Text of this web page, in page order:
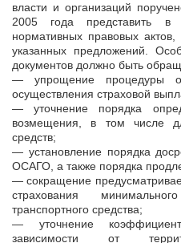
власти и организаций
2005 года представить в
нормативных правовых
указанных предложений.
документов должно быть
— упрощение процедуры
осуществления страховой
— уточнение порядка
возмещения, в том числе
средств;
— установление порядка
ОСАГО, а также порядка
— сокращение
страхования
транспортного средства;
— уточнение
зависимости от